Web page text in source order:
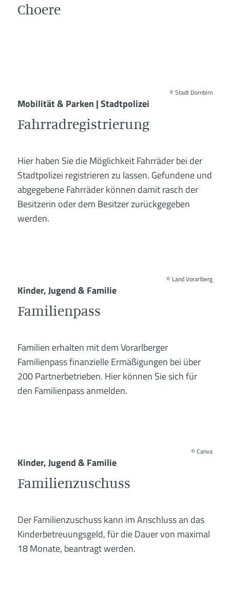
Choere
©Stadt Dornbirn
Mobilität & Parken | Stadtpolizei
Fahrradregistrierung
Hier haben Sie die Möglichkeit Fahrräder bei der
Stadtpolizei registrieren zu lassen. Gefundene und
abgegebene Fahrräder können damit rasch der
Besitzerin oder dem Besitzer zurückgegeben
werden.
© Land Vorarlberg
Kinder, Jugend & Familie
Familienpass
Familien erhalten mit dem Vorarlberger
Familienpass finanzielle Ermäßigungen bei über
200 Partnerbetrieben. Hier können Sie sich für
den Familienpass anmelden.
©Canva
Kinder, Jugend & Familie
Familienzuschuss
Der Familienzuschuss kann im Anschluss an das
Kinderbetreuungsgeld, für die Dauer von maximal
18 Monate, beantragt werden.